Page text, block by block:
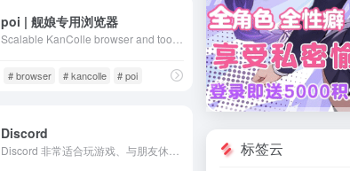
# Search by image
poi | 舰娘专用浏览器
# browser # kancolle # poi
Discord
标签云